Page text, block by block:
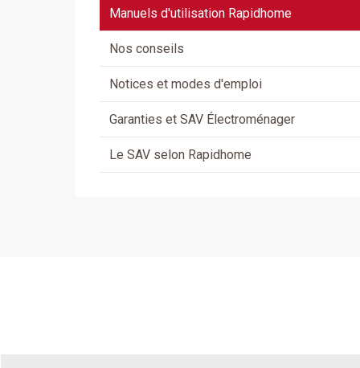
Manuels d'utilisation Rapidhome
Nos conseils
Notices et modes d'emploi
Garanties et SAV Électroménager
Le SAV selon Rapidhome